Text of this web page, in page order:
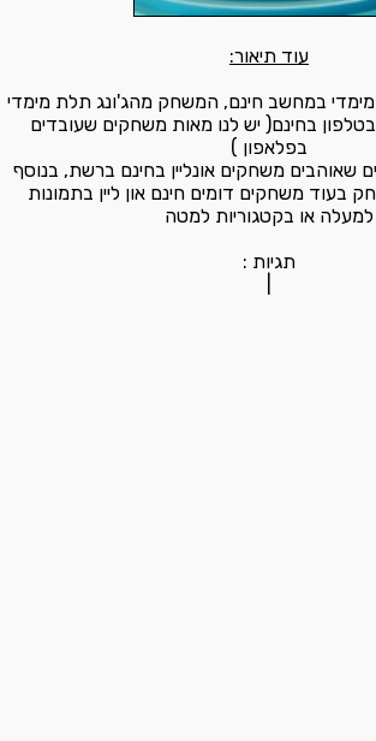
עוד תיאור:
במחשב חינם, המשחק מהג'ונג תלת מימדי
בטלפון בחינם( יש לנו מאות משחקים שעובדים
בפלאפון )
שאוהבים משחקים אונליין בחינם ברשת, בנוסף
בעוד משחקים דומים חינם און ליין בתמונות
למעלה או בקטגוריות למטה
תגיות :